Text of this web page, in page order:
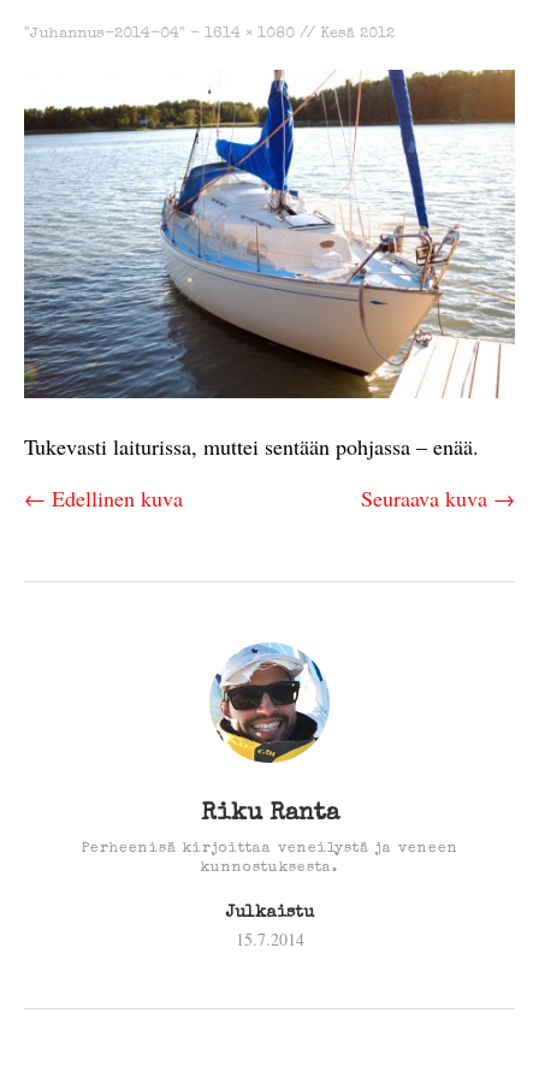
"Juhannus-2014-04" - 1614 × 1080 // Kesä 2012
Tukevasti laiturissa, muttei sentään pohjassa – enää.
← Edellinen kuva
Seuraava kuva →
Riku Ranta
Perheenisä kirjoittaa veneilystä ja veneen
kunnostuksesta.
Julkaistu
15.7.2014